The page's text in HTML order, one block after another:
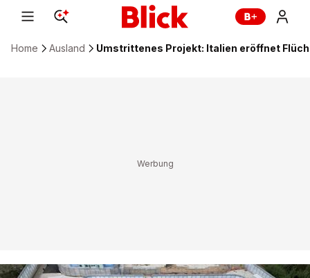
Home Ausland Umstrittenes Projekt: Italien eröffnet